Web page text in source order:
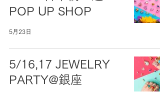
POP UP SHOP
5月23日
5/16,17 JEWELRY
PARTY@銀座